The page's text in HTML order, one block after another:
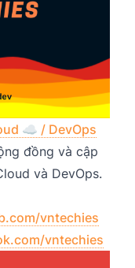
☁️ / DevOps
đồng và cập
và DevOps.
vntechies
vntechies